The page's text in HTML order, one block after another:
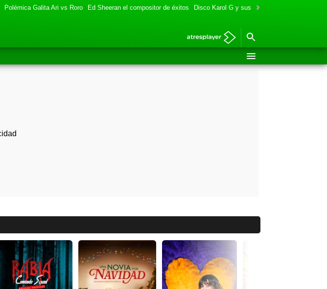
Polémica Galita Ari vs Roro Ed Sheeran el compositor de éxitos Disco Karol G y sus colaboraciones